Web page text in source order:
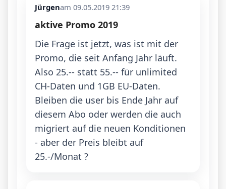
Jürgenam 09.05.2019 21:39
aktive Promo 2019
Die Frage ist jetzt, was ist mit der
Promo, die seit Anfang Jahr läuft.
Also 25.-- statt 55.-- für unlimited
CH-Daten und 1GB EU-Daten.
Bleiben die user bis Ende Jahr auf
diesem Abo oder werden die auch
migriert auf die neuen Konditionen
- aber der Preis bleibt auf
25.-/Monat ?